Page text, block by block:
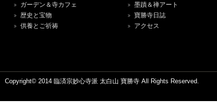
ガーデン＆寺カフェ
歴史と宝物
供養とご祈祷
墨蹟＆禅アート
寶勝寺日誌
アクセス
Copyright© 2014 臨済宗妙心寺派 太白山 寶勝寺 All Rights Reserved.